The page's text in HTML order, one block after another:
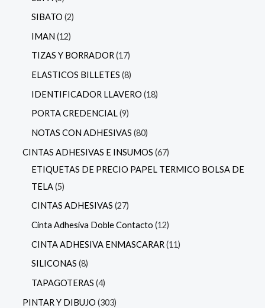
SIBATO 2
IMAN 12
TIZAS Y BORRADOR 17
ELASTICOS BILLETES 8
IDENTIFICADOR LLAVERO 18
PORTA CREDENCIAL 9
NOTAS CON ADHESIVAS 80
CINTAS ADHESIVAS E INSUMOS 67
ETIQUETAS DE PRECIO PAPEL TERMICO BOLSA DE
TELA 5
CINTAS ADHESIVAS 27
Cinta Adhesiva Doble Contacto 12
CINTA ADHESIVA ENMASCARAR 11
SILICONAS 8
TAPAGOTERAS 4
PINTAR Y DIBUJO 303